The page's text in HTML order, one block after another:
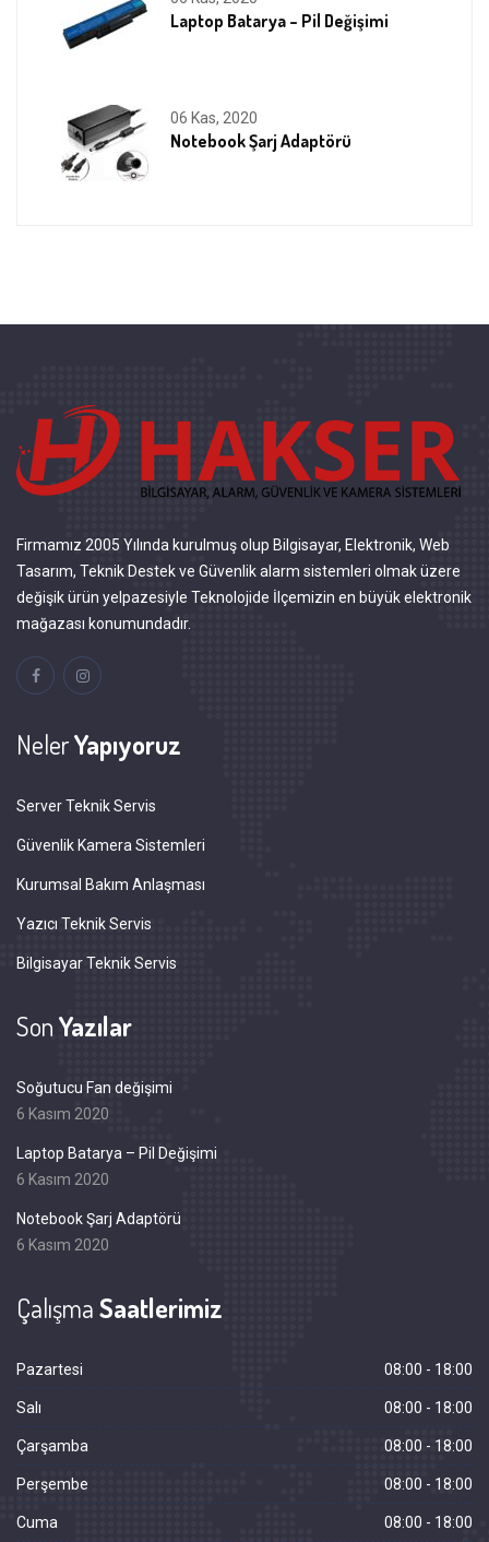
Laptop Batarya – Pil Değişimi
06 Kas, 2020
Notebook Şarj Adaptörü
Firmamız 2005 Yılında kurulmuş olup Bilgisayar, Elektronik, Web
Tasarım, Teknik Destek ve Güvenlik alarm sistemleri olmak üzere
değişik ürün yelpazesiyle Teknolojide İlçemizin en büyük elektronik
mağazası konumundadır.
NelerYapıyoruz
Server Teknik Servis
Güvenlik Kamera Sistemleri
Kurumsal Bakım Anlaşması
Yazıcı Teknik Servis
Bilgisayar Teknik Servis
SonYazılar
Soğutucu Fan değişimi
6 Kasım 2020
Laptop Batarya – Pil Değişimi
6 Kasım 2020
Notebook Şarj Adaptörü
6 Kasım 2020
ÇalışmaSaatlerimiz
Pazartesi 08:00 - 18:00
Salı 08:00 - 18:00
Çarşamba 08:00 - 18:00
Perşembe 08:00 - 18:00
Cuma 08:00 - 18:00